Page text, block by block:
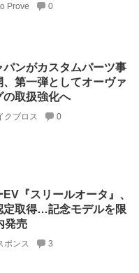
Prove 0
パンがカスタムパーツ事
第一弾としてオーヴァ
の取扱強化へ
クブロス 0
『スリールオータ』、
定取得…記念モデルを限
発売
ポンス 3